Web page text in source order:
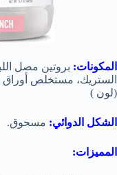
المكونات: بروتين مصل
الستريك، مستخلص أوراق
(لون )
الشكل الدوائي: مسحوق.
المميزات: